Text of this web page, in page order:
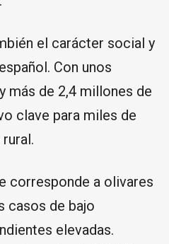
el carácter social y
Con unos
más de 2,4 millones de
clave para miles de
corresponde a olivares
casos de bajo
elevadas.